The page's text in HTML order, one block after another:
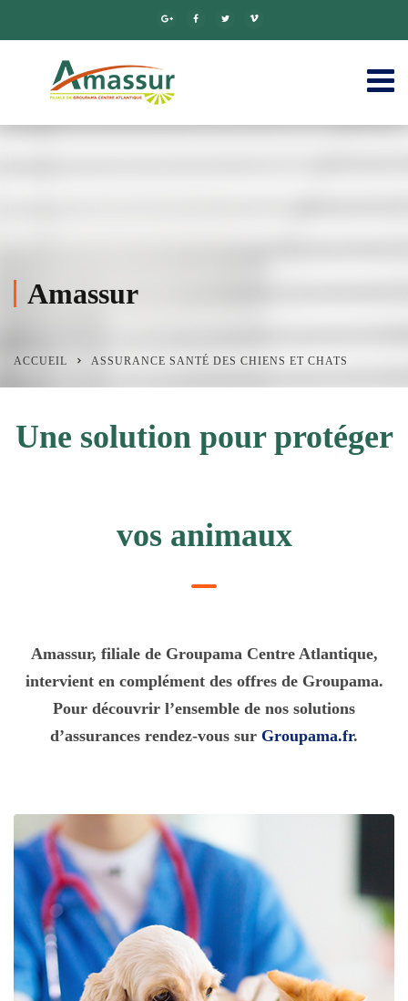
Amassur
ACCUEIL ASSURANCE SANTÉ DES CHIENS ET CHATS
Une solution pour protéger
vos animaux
Amassur, filiale de Groupama Centre Atlantique,
intervient en complément des offres de Groupama.
Pour découvrir l’ensemble de nos solutions
d’assurances rendez-vous sur Groupama.fr.